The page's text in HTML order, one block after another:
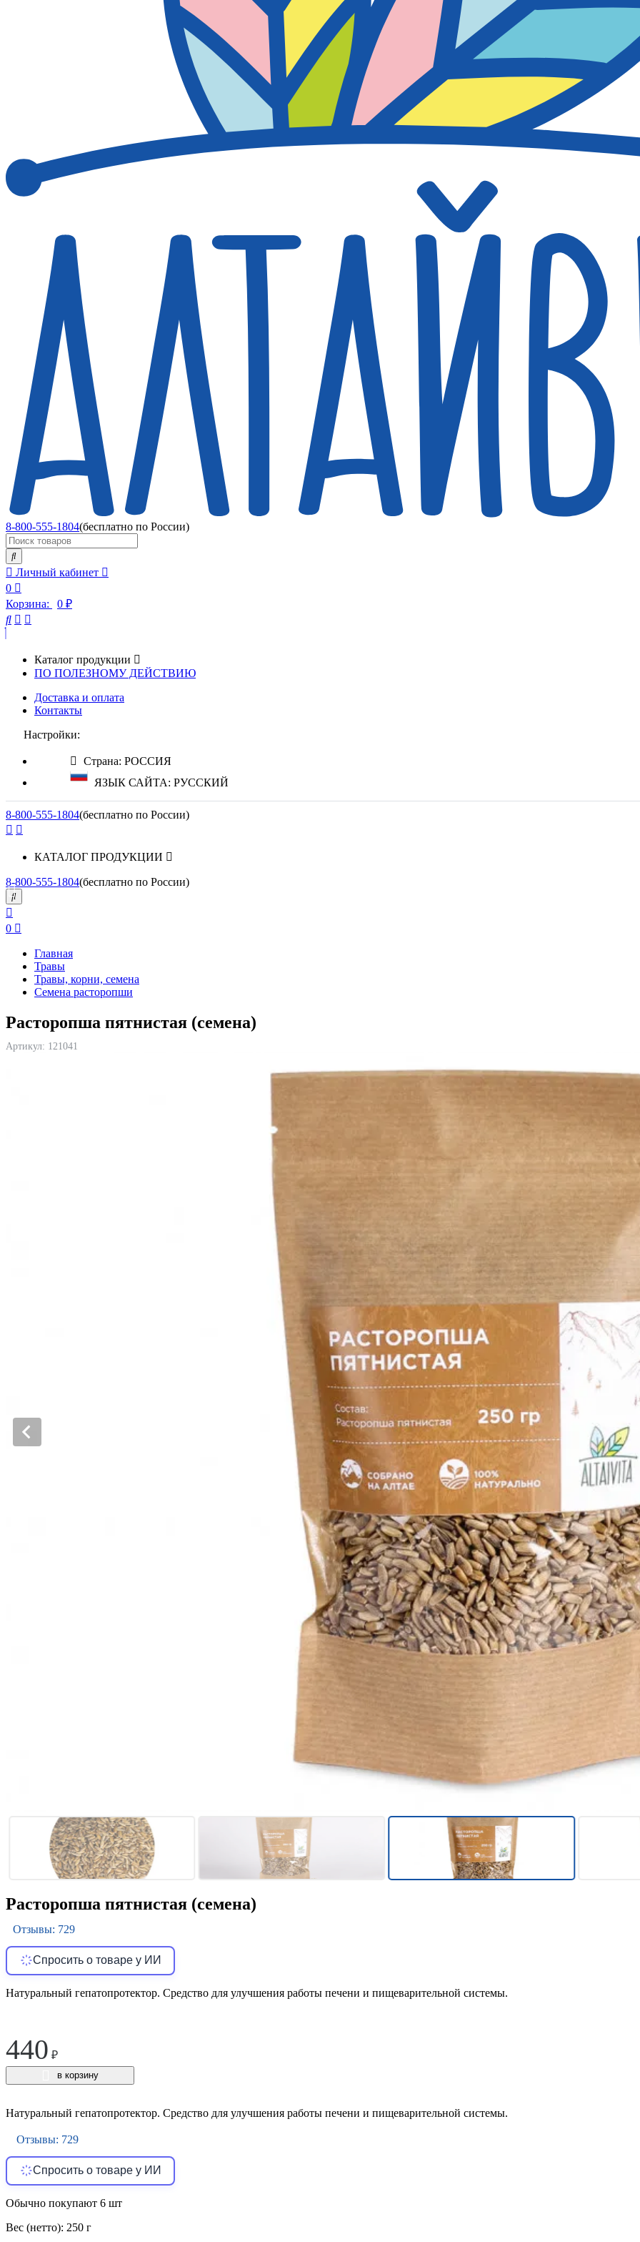
8-800-555-1804(бесплатно по России)
Личный кабинет
0
Корзина:
0 ₽
Каталог продукции
ПО ПОЛЕЗНОМУ ДЕЙСТВИЮ
Доставка и оплата
Контакты
Настройки:
Страна: РОССИЯ
ЯЗЫК САЙТА: РУССКИЙ
8-800-555-1804(бесплатно по России)
КАТАЛОГ ПРОДУКЦИИ
8-800-555-1804(бесплатно по России)
0
Главная
Травы
Травы, корни, семена
Семена расторопши
Расторопша пятнистая (семена)
Артикул: 121041
Расторопша пятнистая (семена)
Отзывы: 729
Спросить о товаре у ИИ
Натуральный гепатопротектор. Средство для улучшения работы печени и пищеварительной системы.
440 ₽
в корзину
Натуральный гепатопротектор. Средство для улучшения работы печени и пищеварительной системы.
Отзывы: 729
Спросить о товаре у ИИ
Обычно покупают 6 шт
Вес (нетто): 250 г